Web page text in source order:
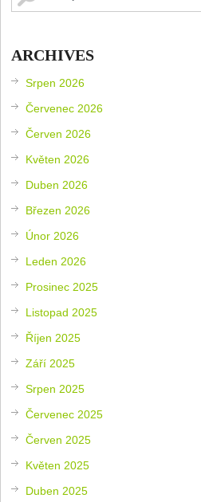
ARCHIVES
Srpen 2026
Červenec 2026
Červen 2026
Květen 2026
Duben 2026
Březen 2026
Únor 2026
Leden 2026
Prosinec 2025
Listopad 2025
Říjen 2025
Září 2025
Srpen 2025
Červenec 2025
Červen 2025
Květen 2025
Duben 2025